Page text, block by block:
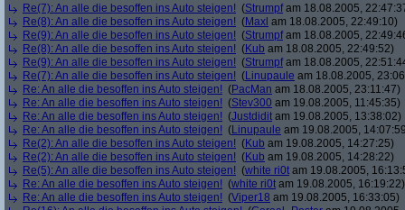
Re(7): An alle die besoffen ins Auto steigen! (Strumpfam 18.08.2005,
Re(8): An alle die besoffen ins Auto steigen! (Maxl am 18.08.2005, 22:49:10)
Re(9): An alle die besoffen ins Auto steigen! (Strumpfam 18.08.2005,
Re(8): An alle die besoffen ins Auto steigen! (Kub am 18.08.2005, 22:49:52)
Re(9): An alle die besoffen ins Auto steigen! (Strumpfam 18.08.2005,
Re(7): An alle die besoffen ins Auto steigen! (Linupaule am 18.08.2005,
Re: An alle die besoffen ins Auto steigen! (PacMan am 18.08.2005, 23:11:47)
Re: An alle die besoffen ins Auto steigen! (Stev300 am 19.08.2005, 11:45:35)
Re: An alle die besoffen ins Auto steigen! (Justdidit am 19.08.2005, 13:38:02)
Re: An alle die besoffen ins Auto steigen! (Linupaule am 19.08.2005,
Re(2): An alle die besoffen ins Auto steigen! (Kub am 19.08.2005, 14:27:25)
Re(2): An alle die besoffen ins Auto steigen! (Kub am 19.08.2005, 14:28:22)
Re(5): An alle die besoffen ins Auto steigen! (white ri0t am 19.08.2005,
Re: An alle die besoffen ins Auto steigen! (white ri0t am 19.08.2005, 16:19:22)
Re: An alle die besoffen ins Auto steigen! (Viper18 am 19.08.2005, 16:33:05)